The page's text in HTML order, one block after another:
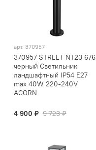
арт. 370957
370957 STREET NT23 676
черный Светильник
ландшафтный IP54 E27
max 40W 220-240V
ACORN
4 900 ₽ 9 723 ₽